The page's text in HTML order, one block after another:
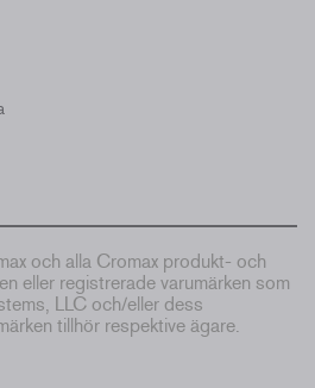
och alla Cromax produkt- och
eller registrerade varumärken som
LLC och/eller dess
tillhör respektive ägare.